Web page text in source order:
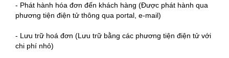
- Phát hành hóa đơn đến khách hàng (Được phát hành qua
phương tiện điện tử thông qua portal, e-mail)
- Lưu trữ hoá đơn (Lưu trữ bằng các phương tiện điện tử với
chi phí nhỏ)